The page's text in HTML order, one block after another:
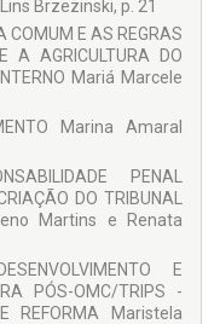
para a solução de
Procurador jurídico
Membro do conselho
corte permanente de
Brzezinski, p. 21
COMUM E AS REGRAS
A AGRICULTURA DO
Mariá Marcele
Marina Amaral
PENAL
DO TRIBUNAL
Martins e Renata
E
PÓS-OMC/TRIPS -
REFORMA Maristela